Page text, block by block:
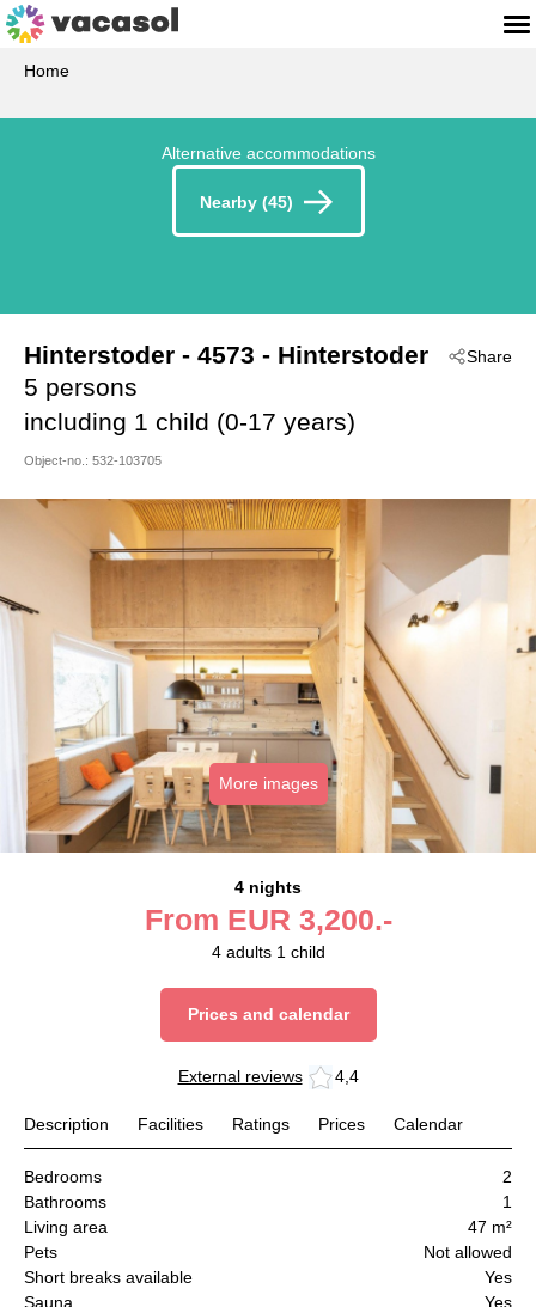
Home
Alternative accommodations
Nearby (45)
Share
Hinterstoder - 4573 - Hinterstoder
5 persons
including 1 child (0-17 years)
Object-no.: 532-103705
More images
4 nights
From EUR 3,200.-
4 adults 1 child
Prices and calendar
External reviews 4,4
Description Facilities Ratings Prices Calendar
Bedrooms
2
Bathrooms
1
Living area
47 m²
Pets
Not allowed
Short breaks available
Yes
Sauna
Yes